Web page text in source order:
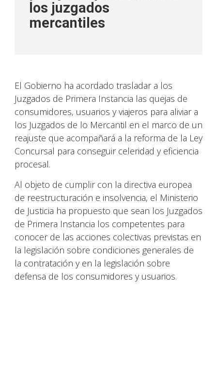
los juzgados
mercantiles
El Gobierno ha acordado trasladar a los
Juzgados de Primera Instancia las quejas de
consumidores, usuarios y viajeros para aliviar a
los Juzgados de lo Mercantil en el marco de un
reajuste que acompañará a la reforma de la Ley
Concursal para conseguir celeridad y eficiencia
procesal.
Al objeto de cumplir con la directiva europea
de reestructuración e insolvencia, el Ministerio
de Justicia ha propuesto que sean los Juzgados
de Primera Instancia los competentes para
conocer de las acciones colectivas previstas en
la legislación sobre condiciones generales de
la contratación y en la legislación sobre
defensa de los consumidores y usuarios.